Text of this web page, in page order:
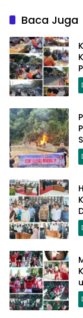
Baca Juga